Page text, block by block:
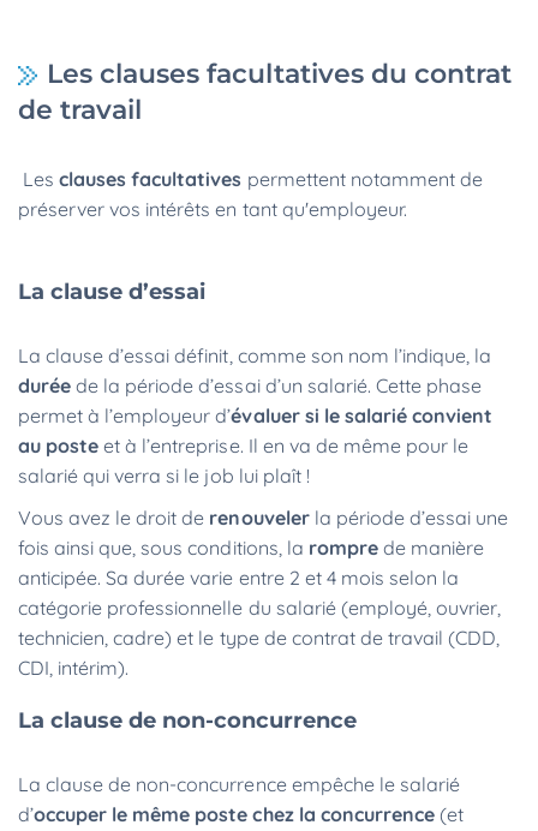
Les clauses facultatives du contrat
de travail
Lesclauses facultatives permettent notamment de
préserver vos intérêts en tant qu'employeur.
La clause d’essai
La clause d’essai définit, comme son nom l’indique, la
duréede la période d’essai d’un salarié. Cette phase
permet à l’employeur d’évaluer si le salarié convient
au poste et à l’entreprise. Il en va de même pour le
salarié qui verra si le job lui plaît !
Vous avez le droit de renouveler la période d’essai une
fois ainsi que, sous conditions, la rompre de manière
anticipée. Sa durée varie entre 2 et 4 mois selon la
catégorie professionnelle du salarié (employé, ouvrier,
technicien, cadre) et le type de contrat de travail (CDD,
CDI, intérim).
La clause de non-concurrence
La clause de non-concurrence empêche le salarié
d’occuper le même poste chez la concurrence(et